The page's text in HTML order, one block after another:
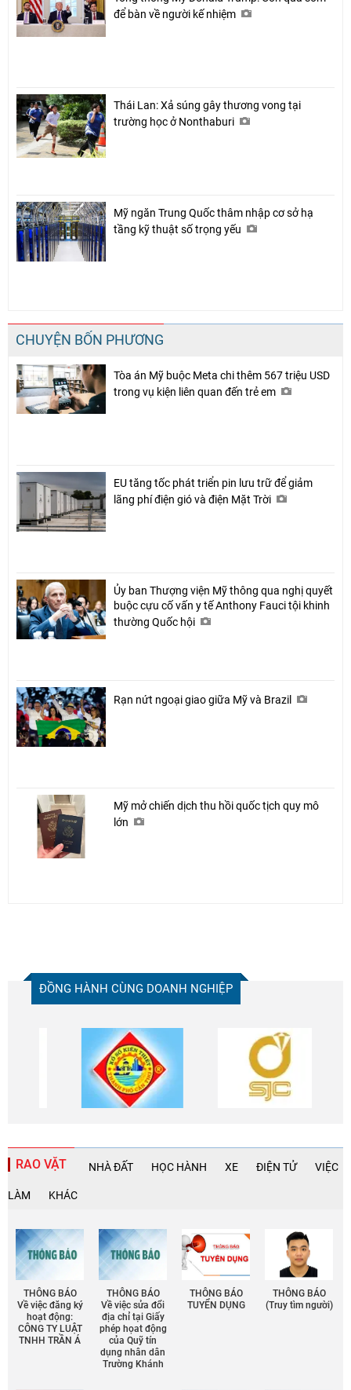
để bàn về người kế nhiệm
Thái Lan: Xả súng gây thương vong tại
trường học ở Nonthaburi
Mỹ ngăn Trung Quốc thâm nhập cơ sở hạ
tầng kỹ thuật số trọng yếu
CHUYỆN BỐN PHƯƠNG
Tòa án Mỹ buộc Meta chi thêm 567 triệu USD
trong vụ kiện liên quan đến trẻ em
EU tăng tốc phát triển pin lưu trữ để giảm
lãng phí điện gió và điện Mặt Trời
Ủy ban Thượng viện Mỹ thông qua nghị quyết
buộc cựu cố vấn y tế Anthony Fauci tội khinh
thường Quốc hội
Rạn nứt ngoại giao giữa Mỹ và Brazil
Mỹ mở chiến dịch thu hồi quốc tịch quy mô
lớn
ĐỒNG HÀNH CÙNG DOANH NGHIỆP
RAO VẶT NHÀ ĐẤT HỌC HÀNH XE ĐIỆN TỬ VIỆC
LÀM KHÁC
THÔNG BÁO
Về việc đăng ký
hoạt động:
CÔNG TY LUẬT
TNHH TRẦN Á
THÔNG BÁO
Về việc sửa đổi
địa chỉ tại Giấy
phép họat động
của Quỹ tín
dụng nhân dân
Trường Khánh
THÔNG BÁO
TUYỂN DỤNG
THÔNG BÁO
(Truy tìm người)